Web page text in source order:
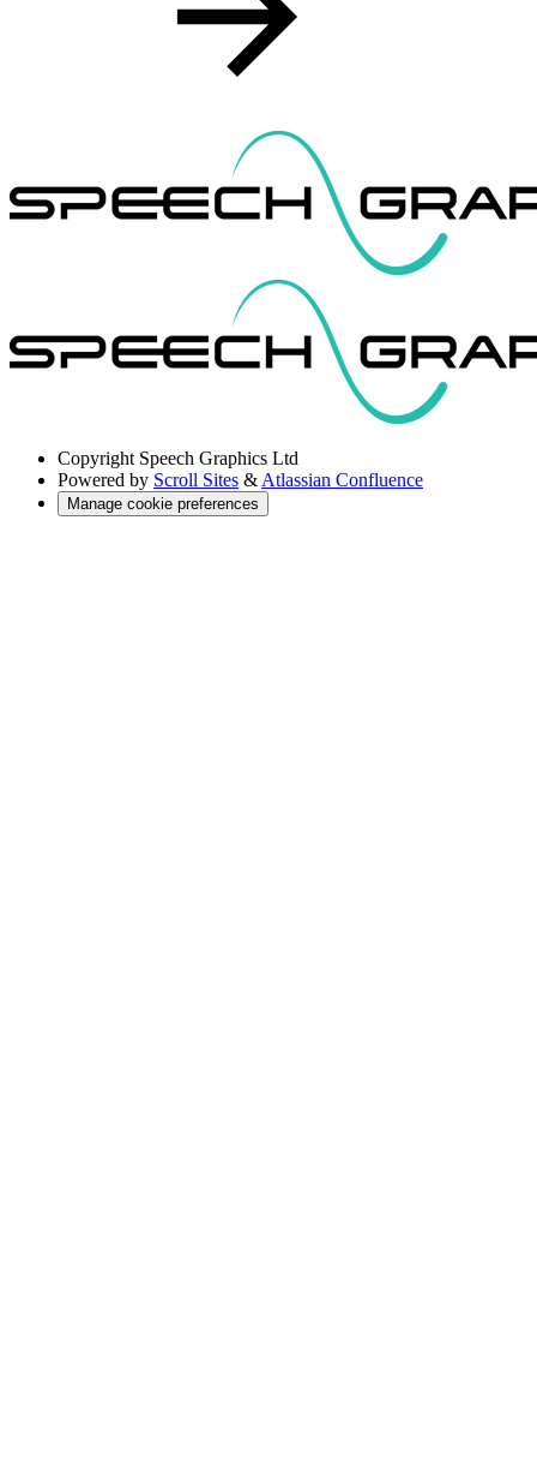
Copyright Speech Graphics Ltd
Powered by Scroll Sites & Atlassian Confluence
Manage cookie preferences